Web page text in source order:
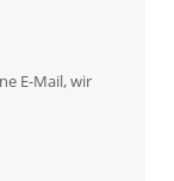
E-Mail, wir